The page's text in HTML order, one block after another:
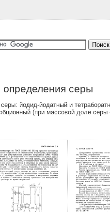
серы
йодид-йодатный и
(при массовой доле